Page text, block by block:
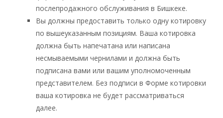
послепродажного обслуживания в Бишкеке.
Вы должны предоставить только одну котировку
по вышеуказанным позициям. Ваша котировка
должна быть напечатана или написана
несмываемыми чернилами и должна быть
подписана вами или вашим уполномоченным
представителем. Без подписи в Форме котировки
ваша котировка не будет рассматриваться
далее.